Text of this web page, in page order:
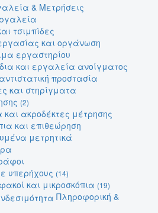
& Μετρήσεις
τσιμπίδες
και οργάνωση
εργαστηρίου
και εργαλεία ανοίγματος
προστασία
και στηρίγματα
(2)
ακροδέκτες μέτρησης
και επιθεώρηση
μετρητικά
υπερήχους (14)
και μικροσκόπια (19)
Πληροφορική &